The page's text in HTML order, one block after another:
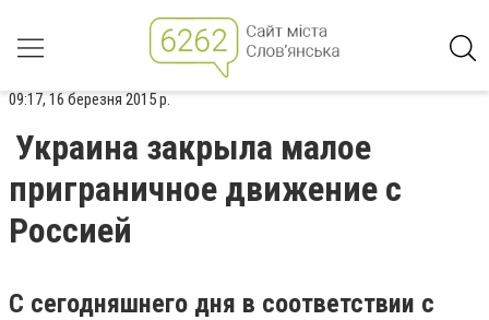
09:17, 16 березня 2015 р.
Украина закрыла малое
приграничное движение с
Россией
С сегодняшнего дня в соответствии с